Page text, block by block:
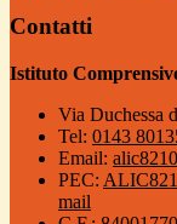
Contatti
Istituto
Via Duchessa
Tel: 0143
Email:
PEC:
mail